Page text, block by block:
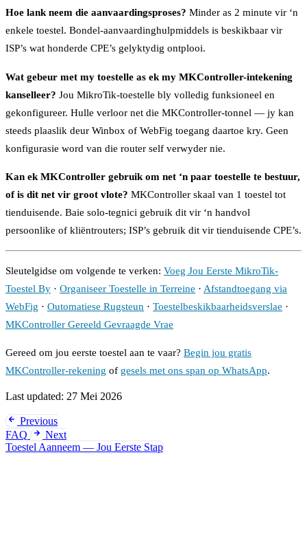
Hoe lank neem die aanvaardingsproses? Minder as 2 minute vir ‘n
enkele toestel. Bondel-aanvaardinghulpmiddels is beskikbaar vir
ISP’s wat honderde CPE’s gelyktydig ontplooi.
Wat gebeur met my toestelle as ek my MKController-intekening
kanselleer? Jou MikroTik-toestelle bly volledig funksioneel en
gekonfigureer. Hulle verloor net die MKController-tonnel — jy kan
steeds plaaslik deur Winbox of WebFig toegang daartoe kry. Geen
konfigurasie word van die router self verwyder nie.
Kan ek MKController gebruik om net ‘n paar toestelle te bestuur,
of is dit net vir groot vlote? MKController skaal van 1 toestel tot
tienduisende. Baie solo-tegnici gebruik dit vir ‘n handvol
persoonlike of kliëntrouters; ISP’s gebruik dit vir tienduisende CPE’s.
Sleutelgidse om volgende te verken: Voeg Jou Eerste MikroTik-
Toestel By · Organiseer Toestelle in Terreine · Afstandtoegang via
WebFig · Outomatiese Rugsteun · Toestelbeskikbaarheidsverslae ·
MKController Gereeld Gevraagde Vrae
Gereed om jou eerste toestel aan te vaar? Begin jou gratis
MKController-rekening of gesels met ons span op WhatsApp.
Last updated: 27 Mei 2026
Previous
FAQ
Next
Toestel Aanneem — Jou Eerste Stap